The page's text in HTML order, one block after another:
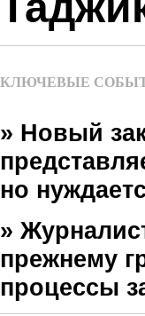
КЛЮЧЕВЫЕ
» Новый
но
»
прежнему
процессы